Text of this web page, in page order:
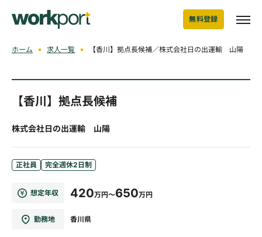
無料登録
ホーム 求人一覧 【香川】拠点長候補／株式会社日の出運輸 山陽
【香川】拠点長候補
株式会社日の出運輸 山陽
正社員 完全週休2日制
想定年収 420万円～650万円
勤務地 香川県